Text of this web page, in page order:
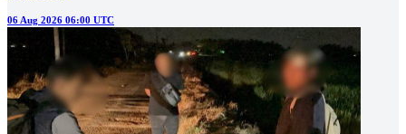
06 Aug 2026 06:00 UTC